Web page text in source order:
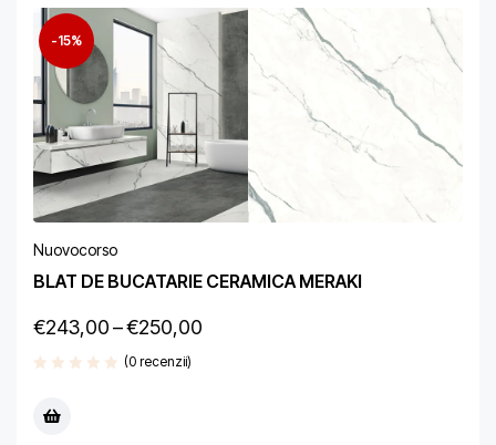
-15%
Nuovocorso
BLAT DE BUCATARIE CERAMICA MERAKI
€243,00–€250,00
(0 recenzii)